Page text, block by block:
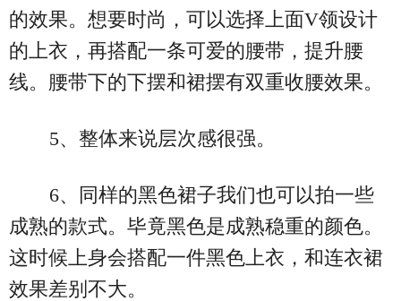
的效果。想要时尚，可以选择上面V领设计
的上衣，再搭配一条可爱的腰带，提升腰
线。腰带下的下摆和裙摆有双重收腰效果。
5、整体来说层次感很强。
6、同样的黑色裙子我们也可以拍一些
成熟的款式。毕竟黑色是成熟稳重的颜色。
这时候上身会搭配一件黑色上衣，和连衣裙
效果差别不大。